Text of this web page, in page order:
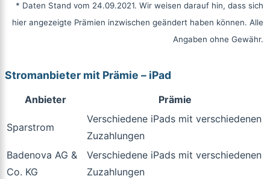
* Daten Stand vom 24.09.2021. Wir weisen darauf hin, dass sich
hier angezeigte Prämien inzwischen geändert haben können. Alle
Angaben ohne Gewähr.
Stromanbieter mit Prämie – iPad
Anbieter Prämie
Sparstrom
Verschiedene iPads mit verschiedenen
Zuzahlungen
Badenova AG &
Co. KG
Verschiedene iPads mit verschiedenen
Zuzahlungen